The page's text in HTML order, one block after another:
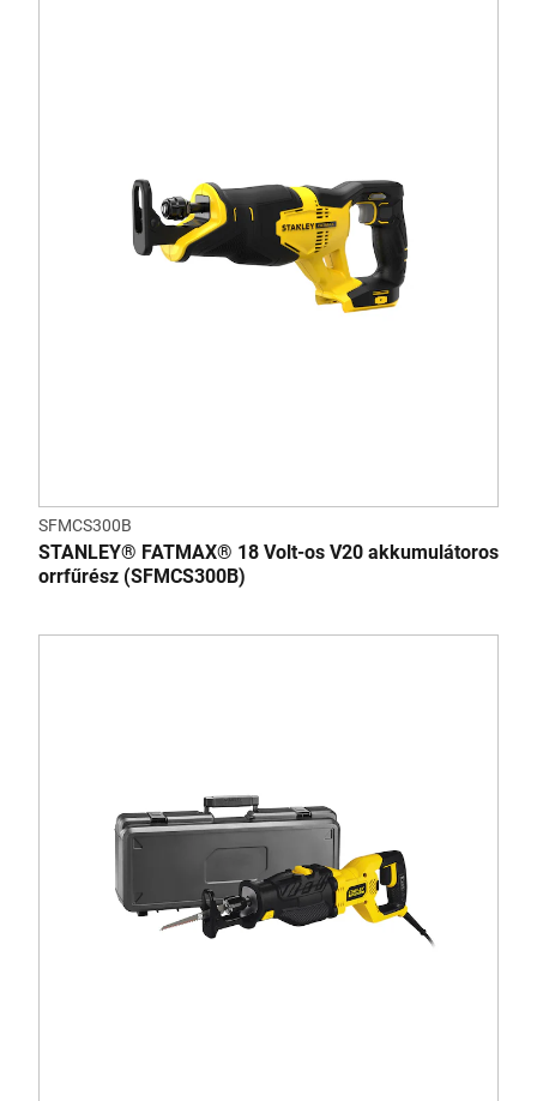
SFMCS300B
STANLEY® FATMAX® 18 Volt-os V20 akkumulátoros
orrfűrész (SFMCS300B)